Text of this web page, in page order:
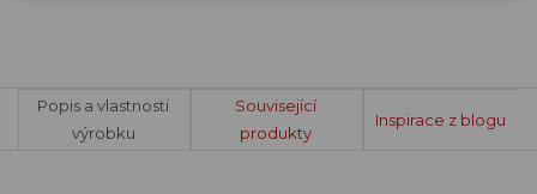
Popis a vlastnosti
výrobku
Související
produkty
Inspirace z blogu